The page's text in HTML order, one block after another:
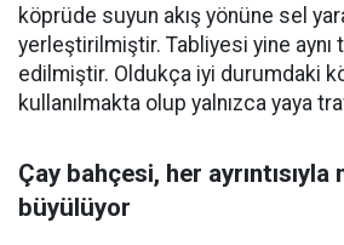
köprüde suyun akış yönüne sel
yerleştirilmiştir. Tabliyesi yine aynı
edilmiştir. Oldukça iyi durumdaki
kullanılmakta olup yalnızca yaya
Çay bahçesi, her
büyülüyor